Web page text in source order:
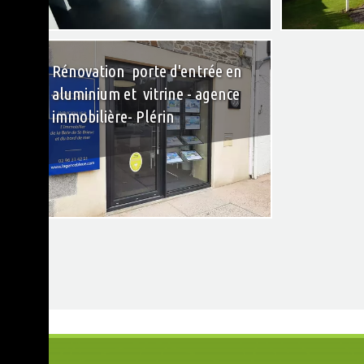
+
Rénovation porte d'entrée en
aluminium et vitrine - agence
immobilière- Plérin
+